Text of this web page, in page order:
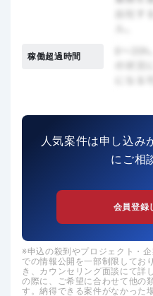
稼働超過時間
人気案件は申し込み
にご相
会員登録
申込の殺到やプロジェクト・
での情報公開を一部制限してお
き、カウンセリング面談にて詳
の際に、ご希望に合わせて他の
す。納得できる案件がなかった